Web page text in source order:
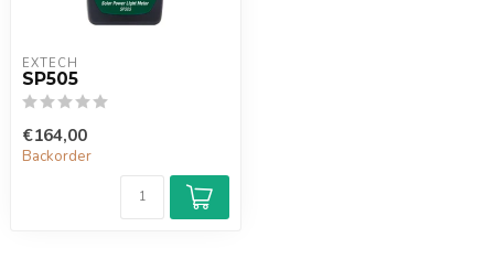
EXTECH
SP505
€164,00
Backorder